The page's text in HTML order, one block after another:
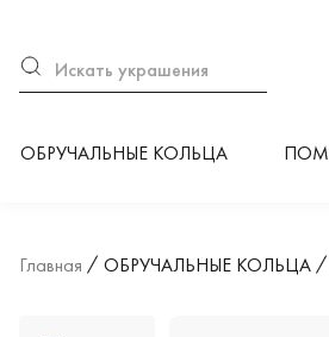
ОБРУЧАЛЬНЫЕ КОЛЬЦА
Главная ОБРУЧАЛЬНЫЕ КОЛЬЦА